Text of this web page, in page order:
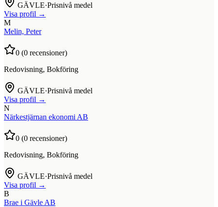
GÄVLE·Prisnivå medel
Visa profil →
M
Melin, Peter
0 (0 recensioner)
Redovisning, Bokföring
GÄVLE·Prisnivå medel
Visa profil →
N
Närkestjärnan ekonomi AB
0 (0 recensioner)
Redovisning, Bokföring
GÄVLE·Prisnivå medel
Visa profil →
B
Brae i Gävle AB